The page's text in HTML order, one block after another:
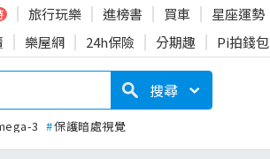
旅行玩樂 進榜書 買車 星座運勢
樂屋網 24h保險 分期趣 Pi拍錢包
搜尋
3 #保護暗處視覺